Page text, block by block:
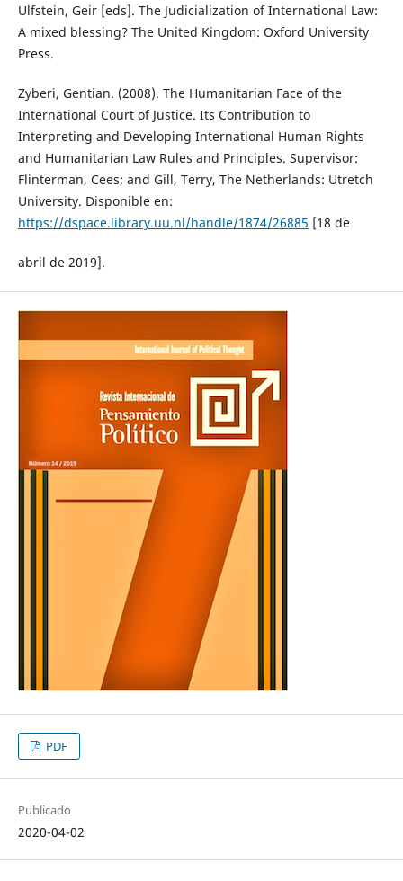
Ulfstein, Geir [eds]. The Judicialization of International Law:
A mixed blessing? The United Kingdom: Oxford University
Press.
Zyberi, Gentian. (2008). The Humanitarian Face of the
International Court of Justice. Its Contribution to
Interpreting and Developing International Human Rights
and Humanitarian Law Rules and Principles. Supervisor:
Flinterman, Cees; and Gill, Terry, The Netherlands: Utretch
University. Disponible en:
https://dspace.library.uu.nl/handle/1874/26885 [18 de
abril de 2019].
PDF
Publicado
2020-04-02